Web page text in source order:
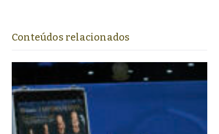
Conteúdos relacionados